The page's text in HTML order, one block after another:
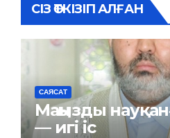
СІЗ ӨТКІЗІП АЛҒАН
САЯСАТ
Маңызды
— игі іс